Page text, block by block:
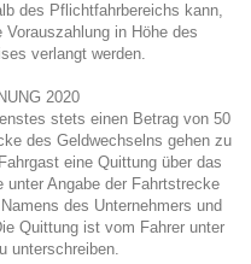
des Pflichtfahrbereichs kann,
in Höhe des
verlangt werden.
2020
stets einen Betrag von 50
des Geldwechselns gehen zu
eine Quittung über das
Angabe der Fahrtstrecke
des Unternehmers und
Quittung ist vom Fahrer unter
unterschreiben.